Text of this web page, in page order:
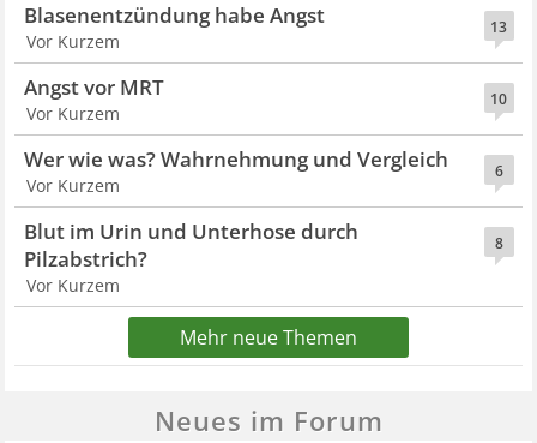
13
Blasenentzündung habe Angst
Vor Kurzem
10
Angst vor MRT
Vor Kurzem
6
Wer wie was? Wahrnehmung und Vergleich
Vor Kurzem
8
Blut im Urin und Unterhose durch
Pilzabstrich?
Vor Kurzem
Mehr neue Themen
Neues im Forum